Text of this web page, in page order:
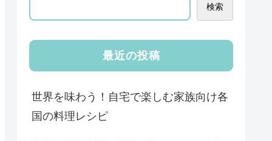
検索
最近の投稿
世界を味わう！自宅で楽しむ家族向け各
国の料理レシピ